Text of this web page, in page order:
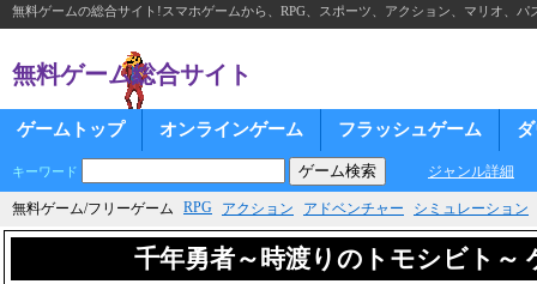
無料ゲームの総合サイト!スマホゲームから、RPG、スポーツ、アクション、マリオ、
無料ゲーム総合サイト
ゲームトップ オンラインゲーム フラッシュゲーム
キーワード ジャンル詳細
無料ゲーム/フリーゲーム RPG アクション アドベンチャー シミュレーション
千年勇者～時渡りのトモシビト～